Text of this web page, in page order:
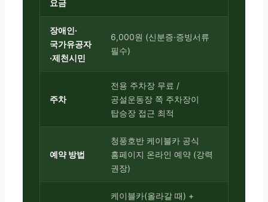
요금
장애인·
국가유공자
·제천시민
6,000원 (신분증·증빙서류
필수)
주차
전용 주차장 무료 /
공설운동장 쪽 주차장이
탑승장 접근 최적
예약 방법
청풍호반 케이블카 공식
홈페이지 온라인 예약 (강력
권장)
케이블카(올라갈 때) +